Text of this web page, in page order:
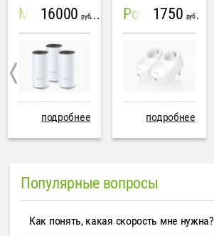
Mesh система TP-Link Deco M4 (3 устройства)
16000 руб
подробнее
PowerLine Tenda PH6
1750 руб
подробнее
Популярные вопросы
Как понять, какая скорость мне нужна?